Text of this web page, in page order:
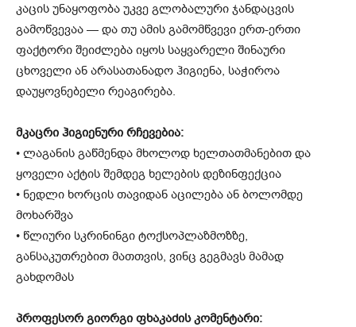
კაცის უნაყოფობა უკვე გლობალური ჯანდაცვის
გამოწვევაა — და თუ ამის გამომწვევი ერთ-ერთი
ფაქტორი შეიძლება იყოს საყვარელი შინაური
ცხოველი ან არასათანადო ჰიგიენა, საჭიროა
დაუყოვნებელი რეაგირება.
მკაცრი ჰიგიენური რჩევებია:
• ლაგანის გაწმენდა მხოლოდ ხელთათმანებით და
ყოველი აქტის შემდეგ ხელების დეზინფექცია
• ნედლი ხორცის თავიდან აცილება ან ბოლომდე
მოხარშვა
• წლიური სკრინინგი ტოქსოპლაზმოზზე,
განსაკუთრებით მათთვის, ვინც გეგმავს მამად
გახდომას
პროფესორ გიორგი ფხაკაძის კომენტარი: